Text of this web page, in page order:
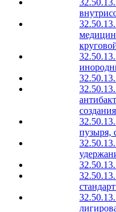
пузыря,